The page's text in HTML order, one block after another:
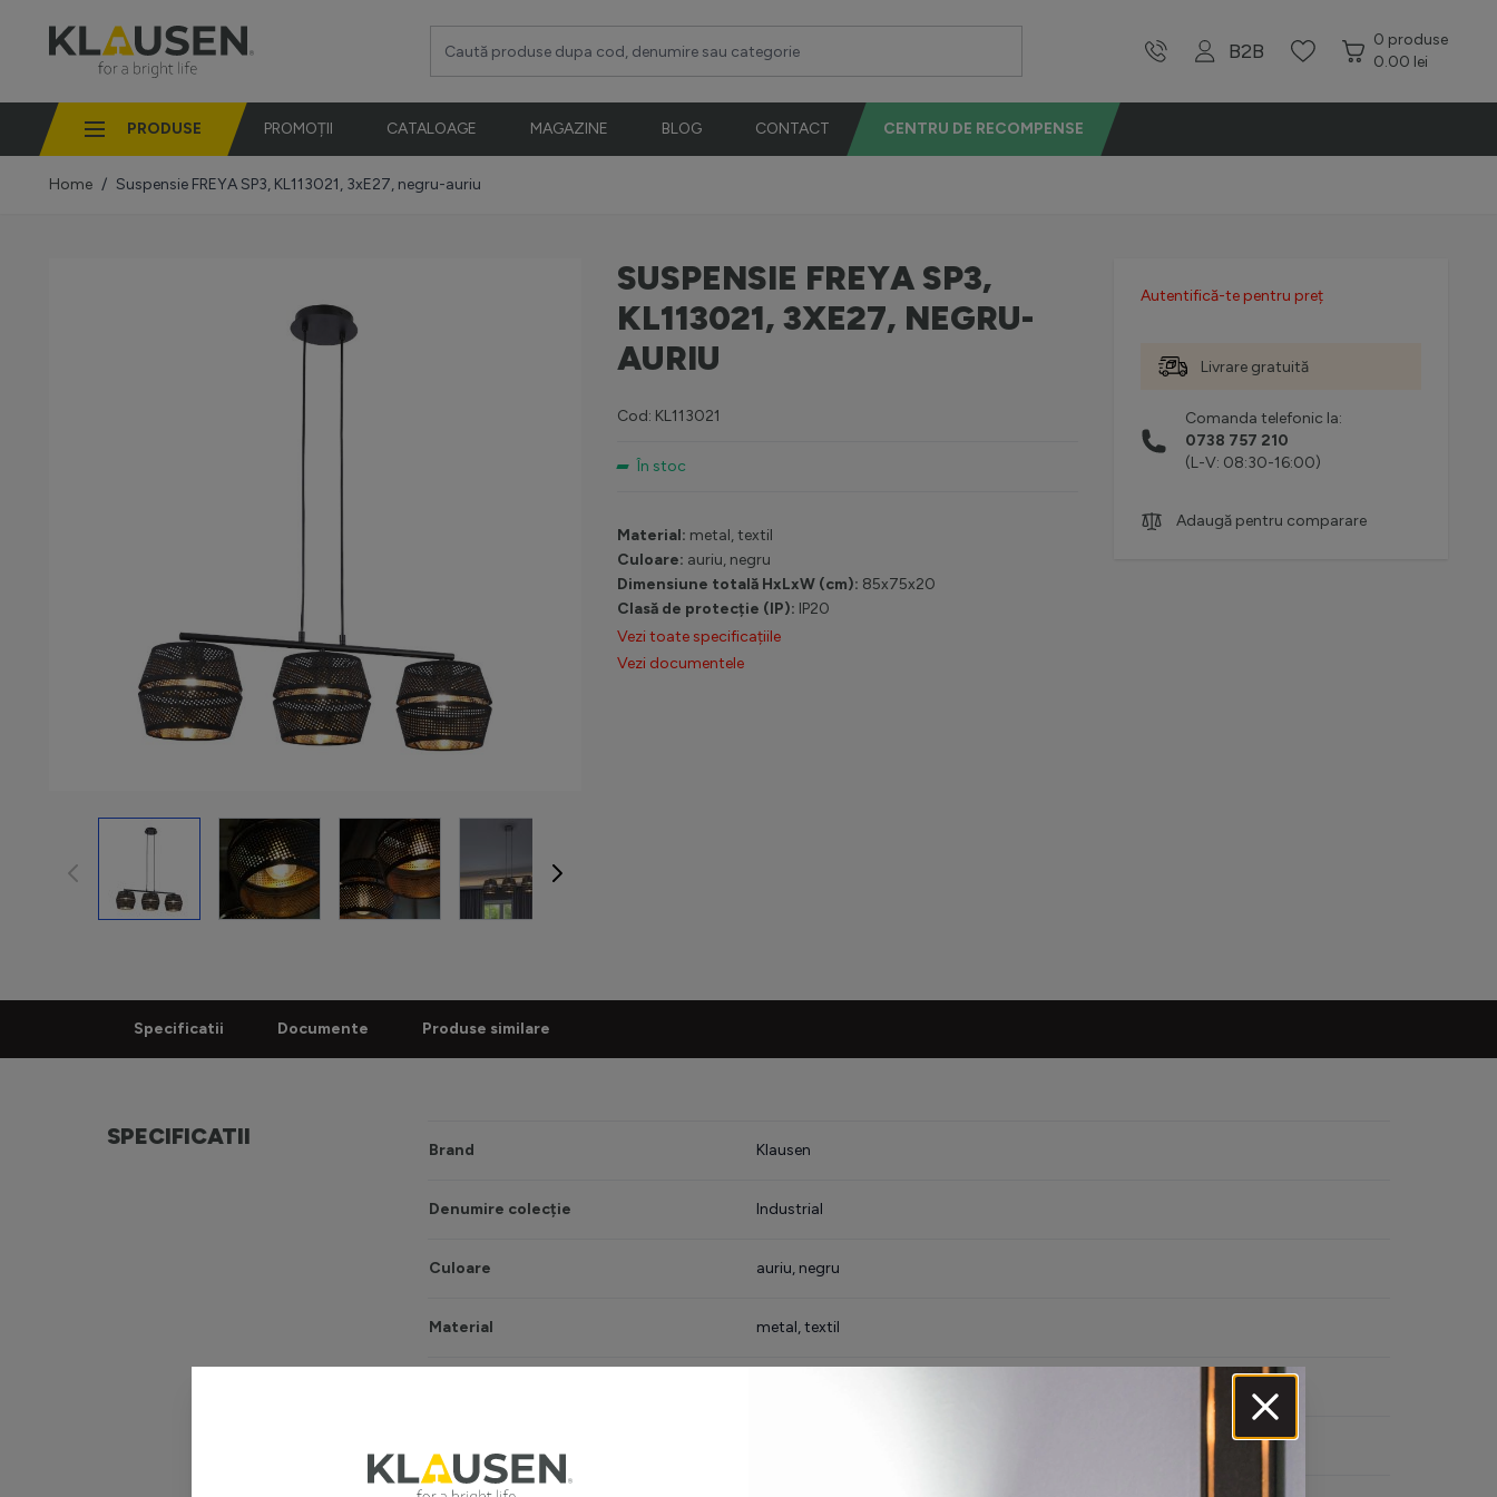
B2B 0 produse
0.00 lei
PRODUSE PROMOȚII CATALOAGE MAGAZINE BLOG CONTACT CENTRU DE RECOMPENSE
Home / Suspensie FREYA SP3, KL113021, 3xE27, negru-auriu
View larger image View larger image View larger imageView larger image
SUSPENSIE FREYA SP3,
KL113021, 3XE27, NEGRU-
AURIU
Cod: KL113021
În stoc
Material: metal, textil
Culoare: auriu, negru
Dimensiune totală HxLxW (cm): 85x75x20
Clasă de protecție (IP): IP20
Vezi toate specificațiile
Vezi documentele
Autentifică-te pentru preț
Livrare gratuită
Comanda telefonic la:
0738 757 210
(L-V: 08:30-16:00)
Adaugă pentru comparare
Specificatii Documente Produse similare
SPECIFICATII
Brand Klausen
Denumire colecție Industrial
Culoare auriu, negru
Material metal, textil